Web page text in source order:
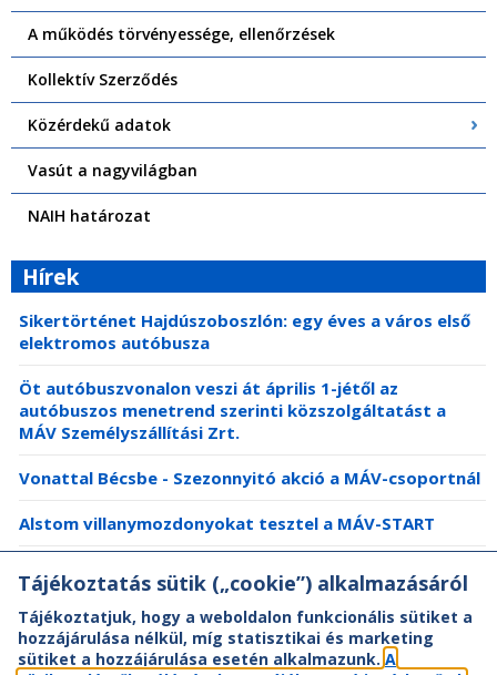
A működés törvényessége, ellenőrzések
Kollektív Szerződés
Közérdekű adatok
Vasút a nagyvilágban
NAIH határozat
Hírek
Sikertörténet Hajdúszoboszlón: egy éves a város első
elektromos autóbusza
Öt autóbuszvonalon veszi át április 1-jétől az
autóbuszos menetrend szerinti közszolgáltatást a
MÁV Személyszállítási Zrt.
Vonattal Bécsbe - Szezonnyitó akció a MÁV-csoportnál
Alstom villanymozdonyokat tesztel a MÁV-START
Tájékoztatás sütik („cookie”) alkalmazásáról
Tájékoztatjuk, hogy a weboldalon funkcionális sütiket a
hozzájárulása nélkül, míg statisztikai és marketing
sütiket a hozzájárulása esetén alkalmazunk. A